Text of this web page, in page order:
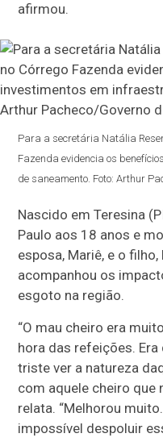
afirmou.
Para a secretária Natália
Fazenda evidencia os
de saneamento. Foto: Arthur
Nascido em Teresina
Paulo aos 18 anos e
esposa, Mariê, e o
acompanhou os
esgoto na região.
“O mau cheiro era
hora das refeições.
triste ver a natureza
com aquele cheiro que
relata. “Melhorou
impossível despoluir